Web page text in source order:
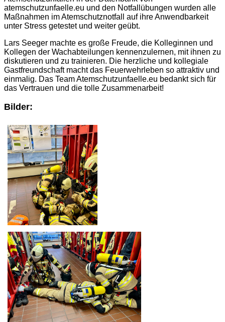
atemschutzunfaelle.eu und den Notfallübungen wurden alle
Maßnahmen im Atemschutznotfall auf ihre Anwendbarkeit
unter Stress getestet und weiter geübt.
Lars Seeger machte es große Freude, die Kolleginnen und
Kollegen der Wachabteilungen kennenzulernen, mit ihnen zu
diskutieren und zu trainieren. Die herzliche und kollegiale
Gastfreundschaft macht das Feuerwehrleben so attraktiv und
einmalig. Das Team Atemschutzunfaelle.eu bedankt sich für
das Vertrauen und die tolle Zusammenarbeit!
Bilder: